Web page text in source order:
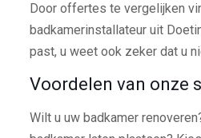
Door offertes te vergelijken
badkamerinstallateur uit
past, u weet ook zeker dat u
Voordelen van onze
Wilt u uw badkamer